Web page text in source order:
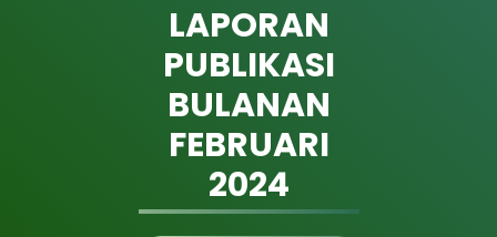
LAPORAN
PUBLIKASI
BULANAN
FEBRUARI
2024